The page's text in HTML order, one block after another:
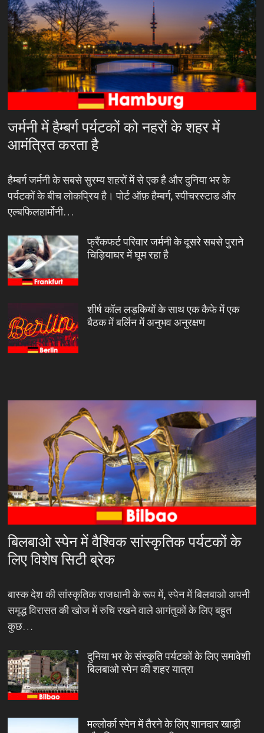
जर्मनी में हैम्बर्ग पर्यटकों को नहरों के शहर में
आमंत्रित करता है
हैम्बर्ग जर्मनी के सबसे सुरम्य शहरों में से एक है और दुनिया भर के
पर्यटकों के बीच लोकप्रिय है। पोर्ट ऑफ़ हैम्बर्ग, स्पीचरस्टाड और
एल्बफिलहार्मोनी…
फ्रैंकफर्ट परिवार जर्मनी के दूसरे सबसे पुराने
चिड़ियाघर में घूम रहा है
शीर्ष कॉल लड़कियों के साथ एक कैफे में एक
बैठक में बर्लिन में अनुभव अनुरक्षण
बिलबाओ स्पेन में वैश्विक सांस्कृतिक पर्यटकों के
लिए विशेष सिटी ब्रेक
बास्क देश की सांस्कृतिक राजधानी के रूप में, स्पेन में बिलबाओ अपनी
समृद्ध विरासत की खोज में रुचि रखने वाले आगंतुकों के लिए बहुत
कुछ…
दुनिया भर के संस्कृति पर्यटकों के लिए समावेशी
बिलबाओ स्पेन की शहर यात्रा
मल्लोर्का स्पेन में तैरने के लिए शानदार खाड़ी